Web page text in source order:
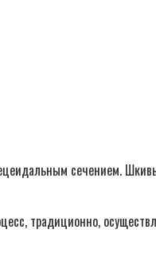
сечением.
традиционно,